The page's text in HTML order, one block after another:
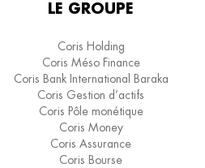
LE GROUPE
Coris Holding
Coris Méso Finance
Coris Bank International Baraka
Coris Gestion d’actifs
Coris Pôle monétique
Coris Money
Coris Assurance
Coris Bourse